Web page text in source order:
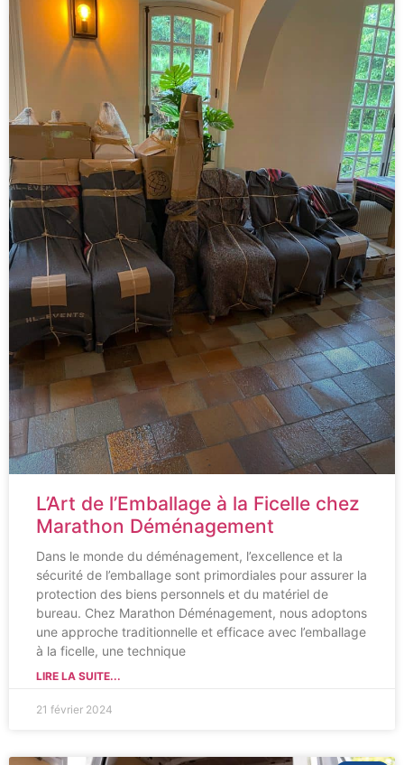
L’Art de l’Emballage à la Ficelle chez
Marathon Déménagement
Dans le monde du déménagement, l’excellence et la
sécurité de l’emballage sont primordiales pour assurer la
protection des biens personnels et du matériel de
bureau. Chez Marathon Déménagement, nous adoptons
une approche traditionnelle et efficace avec l’emballage
à la ficelle, une technique
LIRE LA SUITE...
21 février 2024